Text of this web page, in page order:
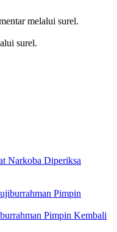
melalui surel.
surel.
Narkoba Diperiksa
Pimpin Kembali